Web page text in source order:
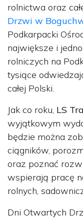
rolnictwa oraz
Drzwi w
Podkarpacki
największe i
rolniczych na
tysiące
całej Polski.
Jak co roku, LS
wyjątkowym
będzie można
ciągników,
oraz poznać
wspierają pracę
rolnych,
Dni Otwartych